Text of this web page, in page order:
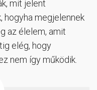
mit jelent
hogyha megjelennek
az élelem, amit
elég, hogy
nem így működik.